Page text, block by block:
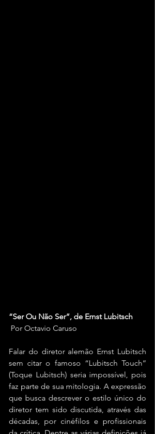
“Ser Ou Não Ser”, de Ernst Lubitsch
Por Octavio Caruso
Falar do diretor alemão Ernst Lubitsch
sem citar o famoso “Lubitsch Touch”
(Toque Lubitsch) seria impossível, pois
faz parte de sua mitologia. A expressão
que busca descrever o estilo único do
diretor tem sido discutida, através das
décadas, por cinéfilos e profissionais